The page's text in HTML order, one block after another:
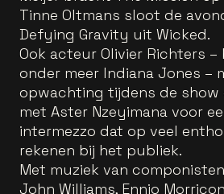
Tinne Oltmans sloot de
Defying Gravity uit Wicked.
Ook acteur Olivier Richters –
onder meer Indiana Jones –
opwachting tijdens de show
met Aster Nzeyimana voor
intermezzo dat op veel
rekenen bij het publiek.
Met muziek van
John Williams, Ennio